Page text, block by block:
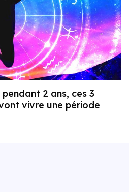
2 ans, ces 3
vivre une période